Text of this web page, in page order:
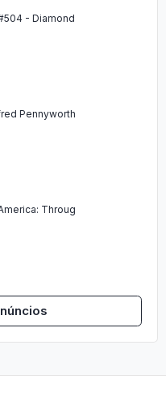
- Diamond
Pennyworth
Throug